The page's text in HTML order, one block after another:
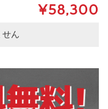
¥58,300
ん